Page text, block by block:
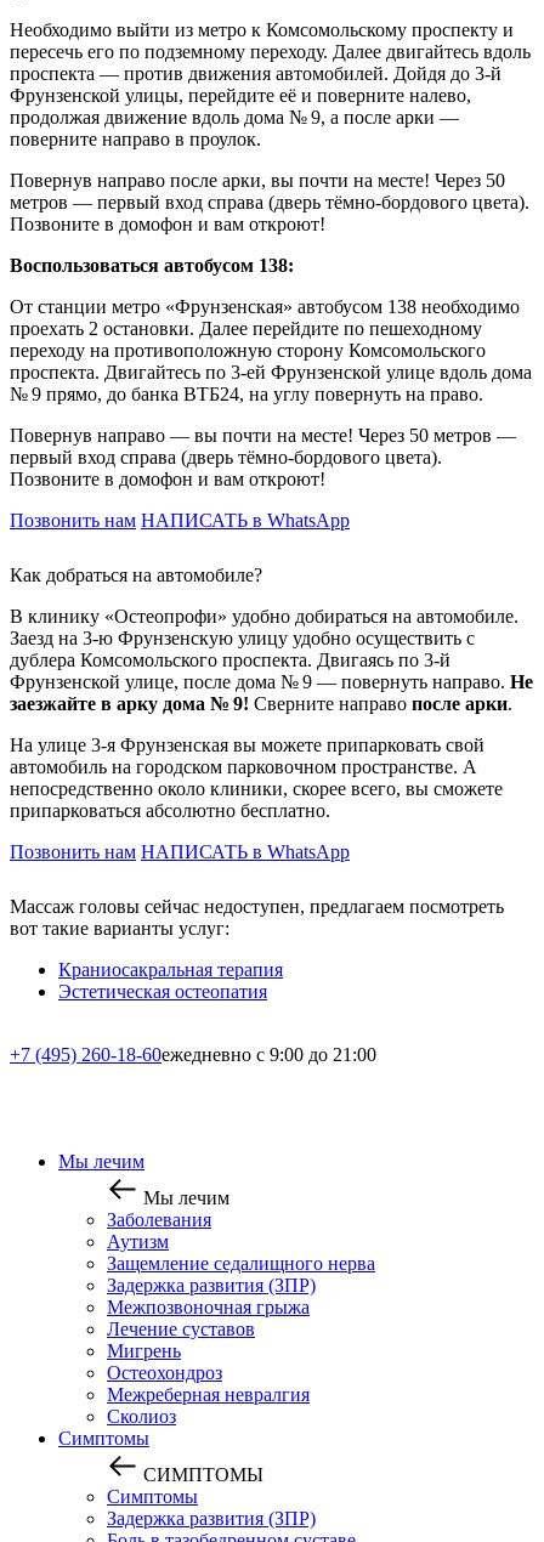
Необходимо выйти из метро к Комсомольскому проспекту и
пересечь его по подземному переходу. Далее двигайтесь вдоль
проспекта — против движения автомобилей. Дойдя до 3-й
Фрунзенской улицы, перейдите её и поверните налево,
продолжая движение вдоль дома № 9, а после арки —
поверните направо в проулок.
Повернув направо после арки, вы почти на месте! Через 50
метров — первый вход справа (дверь тёмно-бордового цвета).
Позвоните в домофон и вам откроют!
Воспользоваться автобусом 138:
От станции метро «Фрунзенская» автобусом 138 необходимо
проехать 2 остановки. Далее перейдите по пешеходному
переходу на противоположную сторону Комсомольского
проспекта. Двигайтесь по 3-ей Фрунзенской улице вдоль дома
№ 9 прямо, до банка ВТБ24, на углу повернуть на право.
Повернув направо — вы почти на месте! Через 50 метров —
первый вход справа (дверь тёмно-бордового цвета).
Позвоните в домофон и вам откроют!
Позвонить нам НАПИСАТЬ в WhatsApp
Как добраться на автомобиле?
В клинику «Остеопрофи» удобно добираться на автомобиле.
Заезд на 3-ю Фрунзенскую улицу удобно осуществить с
дублера Комсомольского проспекта. Двигаясь по 3-й
Фрунзенской улице, после дома № 9 — повернуть направо. Не
заезжайте в арку дома № 9! Сверните направо после арки.
На улице 3-я Фрунзенская вы можете припарковать свой
автомобиль на городском парковочном пространстве. А
непосредственно около клиники, скорее всего, вы сможете
припарковаться абсолютно бесплатно.
Позвонить нам НАПИСАТЬ в WhatsApp
Массаж головы сейчас недоступен, предлагаем посмотреть
вот такие варианты услуг:
Краниосакральная терапия
Эстетическая остеопатия
+7 (495) 260-18-60ежедневно с 9:00 до 21:00
Мы лечим
Мы лечим
Заболевания
Аутизм
Защемление седалищного нерва
Задержка развития (ЗПР)
Межпозвоночная грыжа
Лечение суставов
Мигрень
Остеохондроз
Межреберная невралгия
Сколиоз
Симптомы
СИМПТОМЫ
Симптомы
Задержка развития (ЗПР)